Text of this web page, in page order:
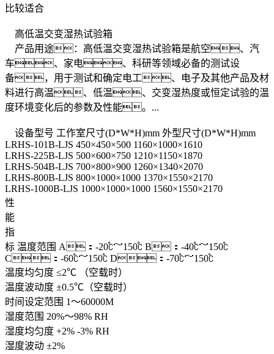
比较适合
高低温交变湿热试验箱
产品用途：高低温交变湿热试验箱是航空、汽
车、家电、科研等领域必备的测试设
备，用于测试和确定电工、电子及其他产品及材
料进行高温、低温、交变湿热度或恒定试验的温
度环境变化后的参数及性能。...
设备型号 工作室尺寸(D*W*H)mm 外型尺寸(D*W*H)mm
LRHS-101B-LJS 450×450×500 1160×1000×1610
LRHS-225B-LJS 500×600×750 1210×1150×1870
LRHS-504B-LJS 700×800×900 1260×1340×2070
LRHS-800B-LJS 800×1000×1000 1370×1550×2170
LRHS-1000B-LJS 1000×1000×1000 1560×1550×2170
性
能
指
标 温度范围 A：-20℃～150℃ B：-40℃～150℃
C：-60℃～150℃ D：-70℃～150℃
温度均匀度 ≤2℃ （空载时）
温度波动度 ±0.5℃（空载时）
时间设定范围 1～60000M
湿度范围 20%～98% RH
湿度均匀度 +2% -3% RH
湿度波动 ±2%